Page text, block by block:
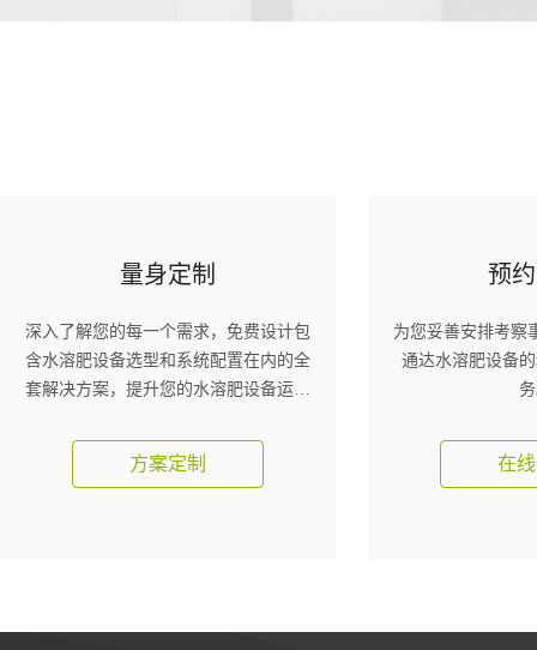
量身定制
深入了解您的每一个需求，免费设计包
含水溶肥设备选型和系统配置在内的全
套解决方案，提升您的水溶肥设备运营
方案定制
预
为您妥善安排考察
通达水溶肥设备
在